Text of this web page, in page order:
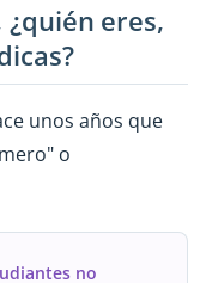
eres,
unos años que
o
no